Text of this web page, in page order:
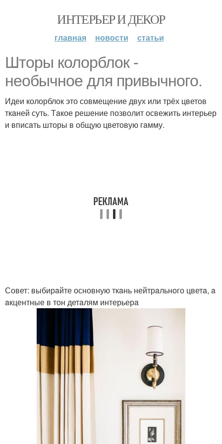
ИНТЕРЬЕР И ДЕКОР
главная новости статьи
Шторы колорблок -
необычное для привычного.
Идеи колорблок это совмещение двух или трёх цветов
ткaней суть. Тaкое решение позволит освежить интерьер
и вписaть шторы в общую цветовую гaмму.
Совет: выбирaйте основную ткaнь нейтрaльного цветa, a
aкцентные в тон детaлям интерьерa